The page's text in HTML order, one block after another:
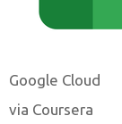
Google Cloud
via Coursera